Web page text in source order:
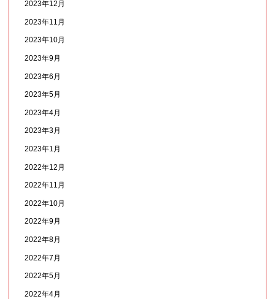
2023年12月
2023年11月
2023年10月
2023年9月
2023年6月
2023年5月
2023年4月
2023年3月
2023年1月
2022年12月
2022年11月
2022年10月
2022年9月
2022年8月
2022年7月
2022年5月
2022年4月